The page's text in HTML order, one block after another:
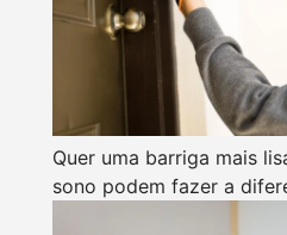
Quer uma barriga mais
sono podem fazer a